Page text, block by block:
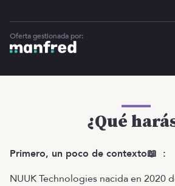
Oferta gestionada por:
¿Qué
Primero, un poco de contexto📖 :
NUUK Technologies nacida en 2020